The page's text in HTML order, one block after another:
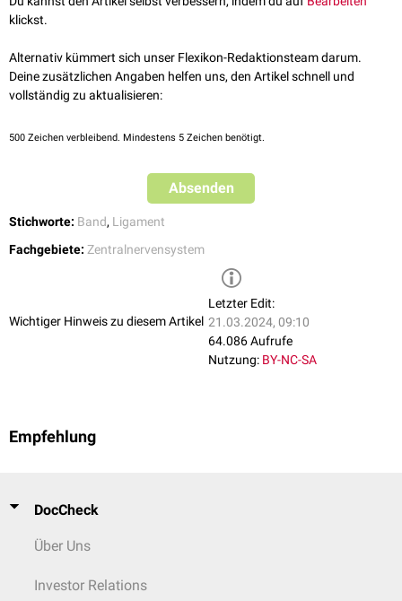
cranialis. Die am weitestenkaudalgelegene Zacke befindet sich oberhalb
der Wurzel des ersten
denticulatum.
klickst.
Alternativ kümmert sich unser Flexikon-Redaktionsteam darum.
Deine zusätzlichen Angaben helfen uns, den Artikel schnell und
vollständig zu aktualisieren:
500 Zeichen verbleibend. Mindestens 5 Zeichen benötigt.
Absenden
Stichworte: Band, Ligament
Fachgebiete: Zentralnervensystem
Wichtiger Hinweis zu diesem Artikel
Letzter Edit:
21.03.2024, 09:10
64.086 Aufrufe
Nutzung: BY-NC-SA
Empfehlung
DocCheck
Über Uns
Investor Relations